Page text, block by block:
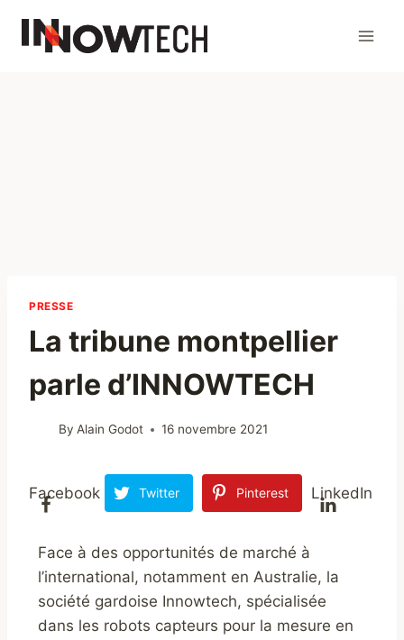
PRESSE
La tribune montpellier
parle d’INNOWTECH
By Alain Godot 16 novembre 2021
Facebook Twitter Pinterest LinkedIn
Face à des opportunités de marché à
l’international, notamment en Australie, la
société gardoise Innowtech, spécialisée
dans les robots capteurs pour la mesure en